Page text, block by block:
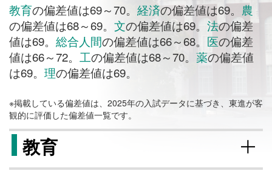
教育の偏差値は69～70。 経済の偏差値は69。 農
の偏差値は68～69。 文の偏差値は69。 法の偏差
値は69。 総合人間の偏差値は66～68。 医の偏差
値は66～72。 工の偏差値は68～70。 薬の偏差値
は69。 理の偏差値は69。
※掲載している偏差値は、2025年の入試データに基づき、東進が客
観的に評価した偏差値一覧です。
教育